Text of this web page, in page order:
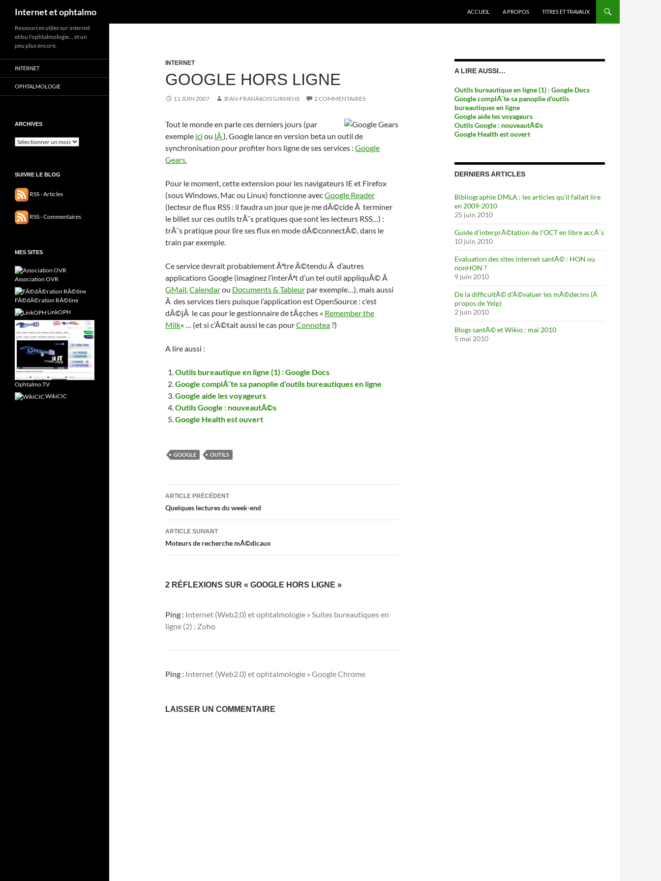
Aller
Internet et ophtalmo ACCUEIL A PROPOS TITRES ET TRAVAUX
INTERNET
GOOGLE HORS LIGNE
11 JUIN 2007 JEAN-FRANÃ§OIS GIRMENS 2 COMMENTAIRES
Tout le monde en parle ces derniers jours (par
exemple ici ou lÃ), Google lance en version beta un outil de
synchronisation pour profiter hors ligne de ses services : Google
Gears.
Pour le moment, cette extension pour les navigateurs IE et Firefox
(sous Windows, Mac ou Linux) fonctionne avecGoogle Reader
(lecteur de flux RSS : il faudra un jour que je me dÃ©cide Ã terminer
le billet sur ces outils trÃ¨s pratiques que sont les lecteurs RSS…) :
trÃ¨s pratique pour lire ses flux en mode dÃ©connectÃ©, dans le
train par exemple.
Ce service devrait probablement Ãªtre Ã©tendu Ã d’autres
applications Google (imaginez l’interÃªt d’un tel outil appliquÃ© Ã
GMail,Calendarou Documents & Tableur par exemple…), mais aussi
Ã des services tiers puisque l’application est OpenSource : c’est
dÃ©jÃ le cas pour le gestionnaire de tÃ¢ches « Remember the
Milk« … (et si c’Ã©tait aussi le cas pourConnotea?)
A lire aussi :
Outils bureautique en ligne (1) : Google Docs
Google complÃ¨te sa panoplie d’outils bureautiques en ligne
Google aide les voyageurs
Outils Google : nouveautÃ©s
Google Health est ouvert
GOOGLE OUTILS
Navigation
des
articles
ARTICLE PRÉCÉDENT
Quelques lectures du week-end
ARTICLE SUIVANT
Moteurs de recherche mÃ©dicaux
2 RÉFLEXIONS SUR « GOOGLE HORS LIGNE »
Ping : Internet (Web2.0) et ophtalmologie » Suites bureautiques en
ligne (2) : Zoho
Ping : Internet (Web2.0) et ophtalmologie » Google Chrome
LAISSER UN COMMENTAIRE
A LIRE AUSSI…
Outils bureautique en ligne (1) : Google Docs
Google complÃ¨te sa panoplie d’outils
bureautiques en ligne
Google aide les voyageurs
Outils Google : nouveautÃ©s
Google Health est ouvert
DERNIERS ARTICLES
Bibliographie DMLA : les articles qu’il fallait lire
en 2009-2010
25 juin 2010
Guide d’interprÃ©tation de l’OCT en libre accÃ¨s
10 juin 2010
Evaluation des sites internet santÃ© : HON ou
nonHON ?
9 juin 2010
De la difficultÃ© d’Ã©valuer les mÃ©decins (Ã
propos de Yelp)
2 juin 2010
Blogs santÃ© et Wikio : mai 2010
5 mai 2010
Ressources utiles sur internet
et/ou l'ophtalmologie… et un
peu plus encore.
INTERNET
OPHTALMOLOGIE
ARCHIVES
Archives
SUIVRE LE BLOG
RSS - Articles
RSS - Commentaires
MES SITES
Association OVR
FÃ©dÃ©ration RÃ©tine
LinkOPH
Ophtalmo.TV
WikiCIC